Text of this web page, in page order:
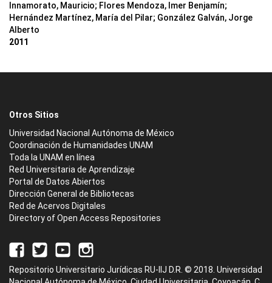
Innamorato, Mauricio; Flores Mendoza, Imer Benjamín;
Hernández Martínez, María del Pilar; González Galván, Jorge
Alberto
2011
Otros Sitios
Universidad Nacional Autónoma de México
Coordinación de Humanidades UNAM
Toda la UNAM en línea
Red Universitaria de Aprendizaje
Portal de Datos Abiertos
Dirección General de Bibliotecas
Red de Acervos Digitales
Directory of Open Access Repositories
Repositorio Universitario Jurídicas RU-IIJ D.R. © 2018. Universidad